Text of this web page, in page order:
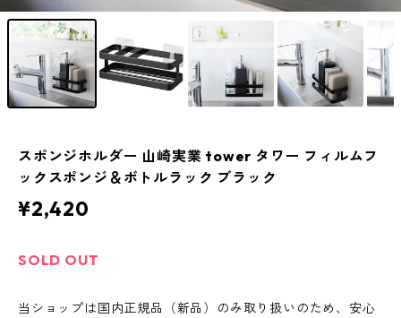
スポンジホルダー 山崎実業 tower タワー フィルムフ
ックスポンジ＆ボトルラック ブラック
¥2,420
SOLD OUT
当ショップは国内正規品（新品）のみ取り扱いのため、安心